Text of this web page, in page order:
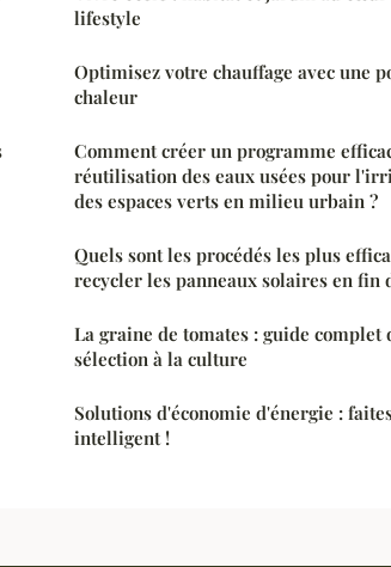
lifestyle
Optimisez votre chauffage avec une
chaleur
Comment créer un programme
réutilisation des eaux usées pour
des espaces verts en milieu urbain ?
Quels sont les procédés les plus
recycler les panneaux solaires en fin
La graine de tomates : guide complet
sélection à la culture
Solutions d'économie d'énergie :
intelligent !